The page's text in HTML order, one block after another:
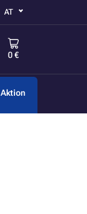
AT
0 €
Aktion